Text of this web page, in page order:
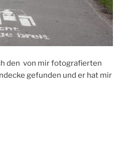
den von mir fotografierten
gefunden und er hat mir